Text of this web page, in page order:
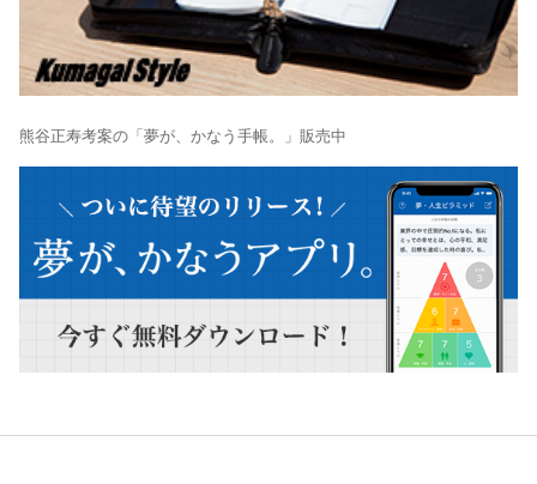
熊谷正寿考案の「夢が、かなう手帳。」販売中